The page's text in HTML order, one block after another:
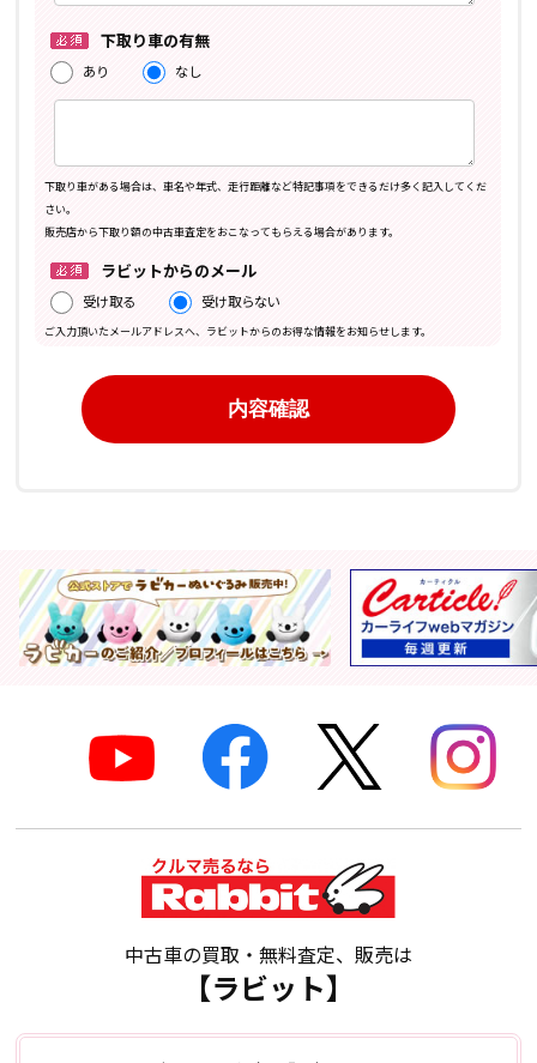
下取り車の有無
あり なし
下取り車がある場合は、車名や年式、走行距離など特記事項をできるだけ多く記入してくだ
さい。
販売店から下取り額の中古車査定をおこなってもらえる場合があります。
ラビットからのメール
受け取る 受け取らない
ご入力頂いたメールアドレスへ、ラビットからのお得な情報をお知らせします。
中古車の買取・無料査定、販売は
【ラビット】